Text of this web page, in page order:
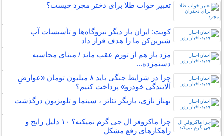
تعبیر خواب طلا برای دختر مجرد چیست؟
کویت: ایران بار دیگر نیروگاه‌ها و تأسیسات آب
شیرین‌کن ما را هدف قرار داد
مزد باز هم از تورم عقب ماند / مبنای محاسبه
دستمزده...
چرا در شرایط جنگی باید ۸ میلیون تومان «عوارضِ
آلایندگی خودرو» پرداخت کنیم؟
بهناز نازی، بازیگر تئاتر ، سینما و تلویزیون درگذشت
چرا ماکروفر ال جی گرم نمیکنه؟ ۱۰ دلیل رایج و
راهکارهای رفع مشکل